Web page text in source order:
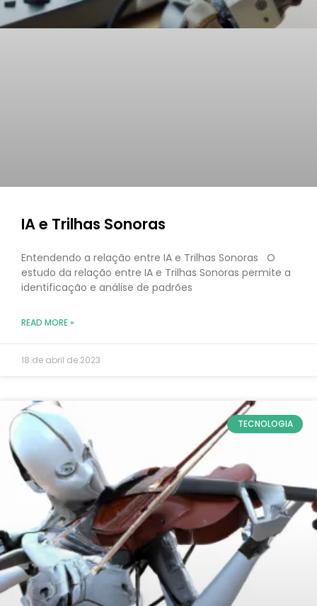
IA e Trilhas Sonoras
Entendendo a relação entre IA e Trilhas Sonoras O
estudo da relação entre IA e Trilhas Sonoras permite a
identificação e análise de padrões
READ MORE »
18 de abril de 2023
TECNOLOGIA